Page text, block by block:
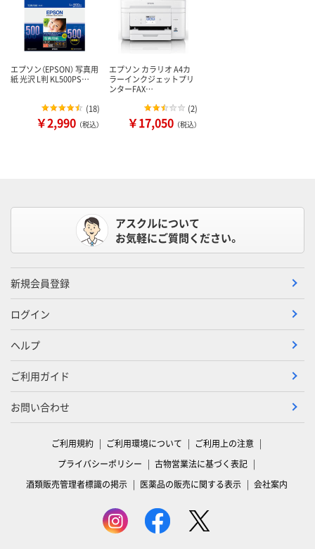
エプソン（EPSON） 写真用
紙 光沢 L判 KL500PS…
(18)
￥2,990 （税込）
エプソン カラリオ A4カ
ラーインクジェットプリ
ンターFAX…
(2)
￥17,050 （税込）
アスクルについて
お気軽にご質問ください。
新規会員登録
ログイン
ヘルプ
ご利用ガイド
お問い合わせ
ご利用規約 ご利用環境について
ご利用上の注意
プライバシーポリシー
古物営業法に基づく表記
酒類販売管理者標識の掲示
医薬品の販売に関する表示 会社案内